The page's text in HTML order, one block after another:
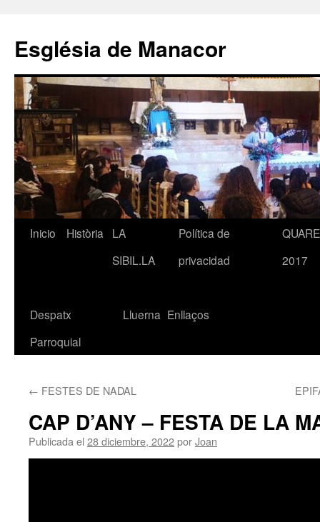
contenido
Església de Manacor
Inicio Història
LA
SIBIL.LA
Política de
privacidad
2017
Despatx
Parroquial
Lluerna Enllaços
← FESTES DE NADAL
CAP D’ANY – FESTA DE LA
Publicada el 28 diciembre, 2022porJoan